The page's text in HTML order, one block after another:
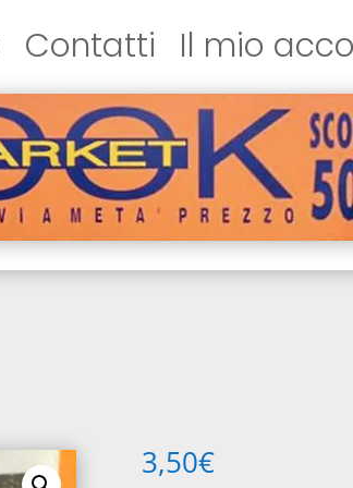
Contatti Il mio
3,50€